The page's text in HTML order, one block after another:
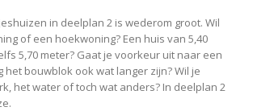
in deelplan 2 is wederom groot. Wil
of een hoekwoning? Een huis van 5,40
5,70 meter? Gaat je voorkeur uit naar een
het bouwblok ook wat langer zijn? Wil je
het water of toch wat anders? In deelplan 2